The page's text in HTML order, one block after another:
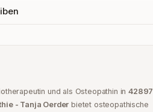
und als Osteopathin in42897
- Tanja Oerder bietet osteopathische